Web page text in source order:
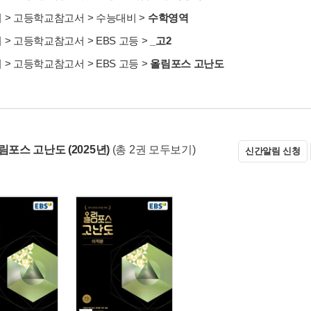
> 고등학교참고서 > 수능대비 > 수학영역
> 고등학교참고서 > EBS 고등 >
_고2
> 고등학교참고서 > EBS 고등 > 올림포스 고난도
포스 고난도 (2025년) (총 2권 모두보기) 신간알림 신청